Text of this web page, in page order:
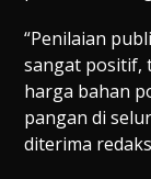
“Penilaian
sangat positif,
harga bahan
pangan di
diterima